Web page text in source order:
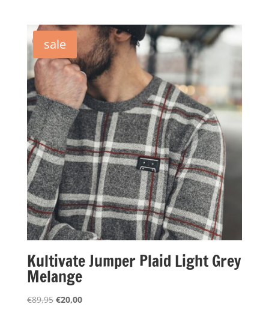
€99,95. €50,00.
sale
Kultivate Jumper Plaid Light Grey
Melange
€89,95 Oorspronkelijke
€20,00Huidige